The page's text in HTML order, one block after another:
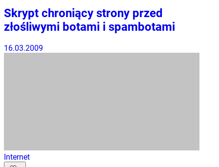
Skrypt chroniący strony przed
złośliwymi botami i spambotami
16.03.2009
Internet